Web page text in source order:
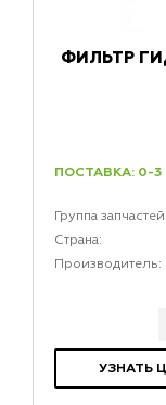
ФИЛЬТР
ПОСТАВКА: 0-3
Группа запчастей:
Страна:
Производитель:
УЗНАТЬ